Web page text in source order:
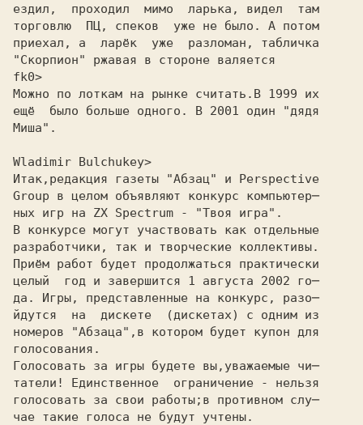
ездил,  проходил  мимо  ларька, видел  там
торговлю  ПЦ, спеков  уже не было. А потом
приехал, а  ларёк  уже  разломан, табличка
"Скорпион" ржавая в стороне валяется
fk0>
Можно по лоткам на рынке считать.В 1999 их
ещё  было больше одного. В 2001 один "дядя
Миша".
Wladimir Bulchukey>
Итак,редакция газеты "Абзац" и Perspective
Group в целом объявляют конкурс компьютер─
ных игр на ZX Spectrum - "Твоя игра".
В конкурсе могут участвовать как отдельные
разработчики, так и творческие коллективы.
Приём работ будет продолжаться практически
целый  год и завершится 1 августа 2002 го─
да. Игры, представленные на конкурс, разо─
йдутся  на  дискете  (дискетах) с одним из
номеров "Абзаца",в котором будет купон для
голосования.
Голосовать за игры будете вы,уважаемые чи─
татели! Единственное  ограничение - нельзя
голосовать за свои работы;в противном слу─
чае такие голоса не будут учтены.